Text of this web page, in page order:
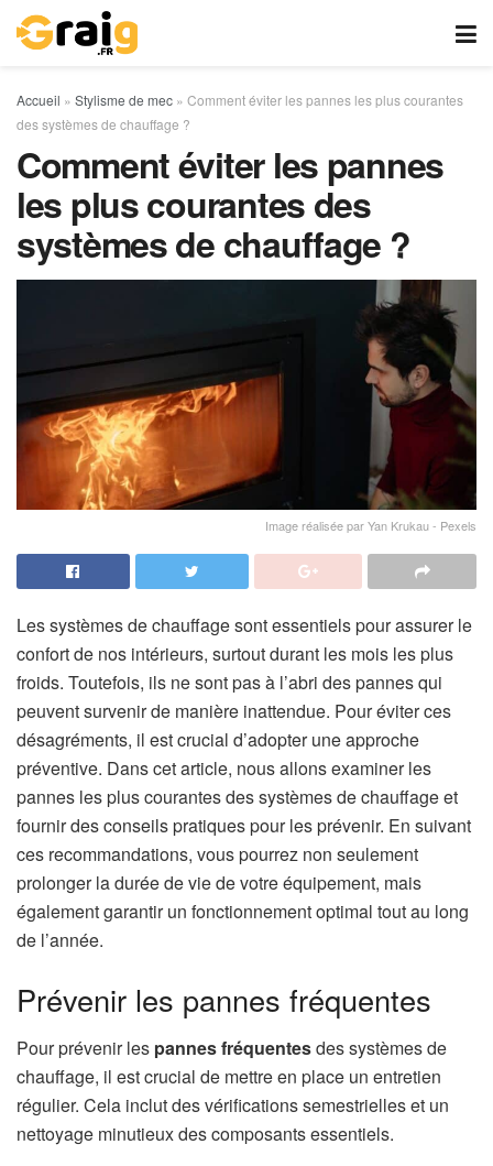
Accueil » Stylisme de mec » Comment éviter les pannes les plus courantes
des systèmes de chauffage ?
Comment éviter les pannes
les plus courantes des
systèmes de chauffage ?
Image réalisée par Yan Krukau - Pexels
Les systèmes de chauffage sont essentiels pour assurer le
confort de nos intérieurs, surtout durant les mois les plus
froids. Toutefois, ils ne sont pas à l’abri des pannes qui
peuvent survenir de manière inattendue. Pour éviter ces
désagréments, il est crucial d’adopter une approche
préventive. Dans cet article, nous allons examiner les
pannes les plus courantes des systèmes de chauffage et
fournir des conseils pratiques pour les prévenir. En suivant
ces recommandations, vous pourrez non seulement
prolonger la durée de vie de votre équipement, mais
également garantir un fonctionnement optimal tout au long
de l’année.
Prévenir les pannes fréquentes
Pour prévenir les pannes fréquentesdes systèmes de
chauffage, il est crucial de mettre en place un entretien
régulier. Cela inclut des vérifications semestrielles et un
nettoyage minutieux des composants essentiels.